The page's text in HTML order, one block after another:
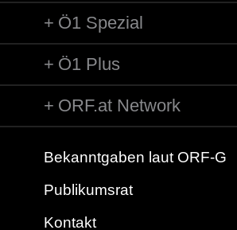
Ö1 Spezial
Ö1 Plus
ORF.at Network
Bekanntgaben laut ORF-G
Publikumsrat
Kontakt